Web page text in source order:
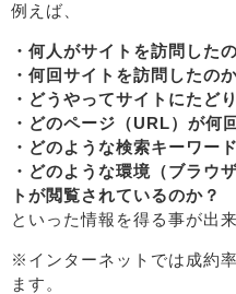
例えば、
・何人がサイトを訪問した
・何回サイトを訪問したの
・どうやってサイトにたど
・どのページ（URL）が何
・どのような検索キーワー
・どのような環境（ブラウ
トが閲覧されているのか？
といった情報を得る事が出
※インターネットでは成約
ます。